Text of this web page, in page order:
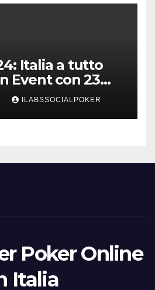
Italia a tutto
Event con 23
3 ILABSSOCIALPOKER
Poker Online
Italia